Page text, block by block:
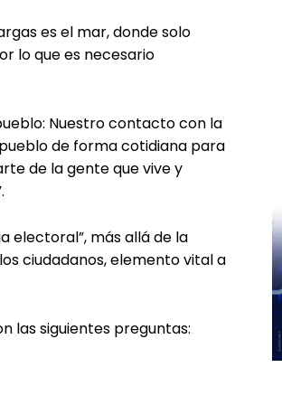
es el mar, donde solo
lo que es necesario
Nuestro contacto con la
de forma cotidiana para
de la gente que vive y
electoral”, más allá de la
ciudadanos, elemento vital a
las siguientes preguntas: